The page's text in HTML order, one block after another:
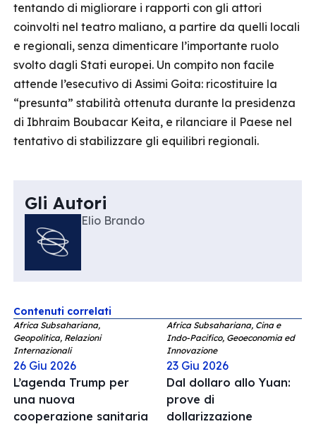
tentando di migliorare i rapporti con gli attori
coinvolti nel teatro maliano, a partire da quelli locali
e regionali, senza dimenticare l’importante ruolo
svolto dagli Stati europei. Un compito non facile
attende l’esecutivo di Assimi Goita: ricostituire la
“presunta” stabilità ottenuta durante la presidenza
di Ibhraim Boubacar Keita, e rilanciare il Paese nel
tentativo di stabilizzare gli equilibri regionali.
Gli Autori
Elio Brando
Contenuti correlati
Africa Subsahariana,
Geopolitica, Relazioni
Internazionali
26 Giu 2026
L’agenda Trump per
una nuova
cooperazione sanitaria
Africa Subsahariana, Cina e
Indo-Pacifico, Geoeconomia ed
Innovazione
23 Giu 2026
Dal dollaro allo Yuan:
prove di
dollarizzazione